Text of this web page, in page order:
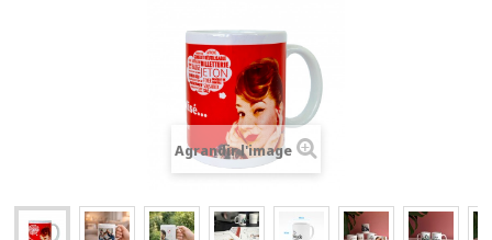
Agrandir l'image